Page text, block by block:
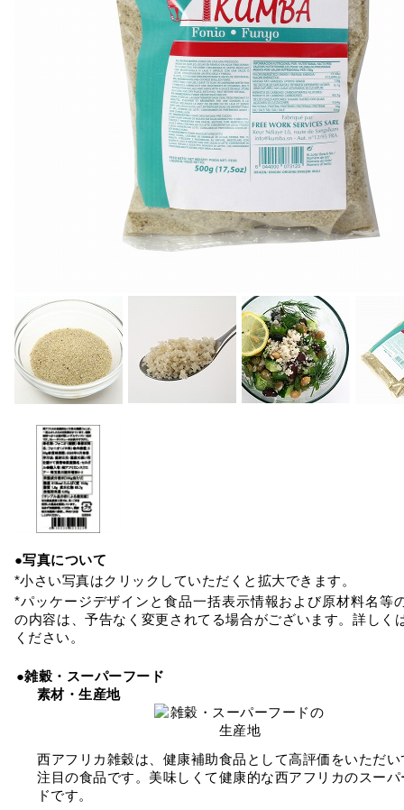
●写真について
*小さい写真はクリックしていただくと拡大できます。
*パッケージデザインと食品一括表示情報および原材料名等
の内容は、予告なく変更されてる場合がございます。詳しく
ください。
●雑穀・スーパーフード
素材・生産地
西アフリカ雑穀は、健康補助食品として高評価をいただ
注目の食品です。美味しくて健康的な西アフリカのスー
ドです。